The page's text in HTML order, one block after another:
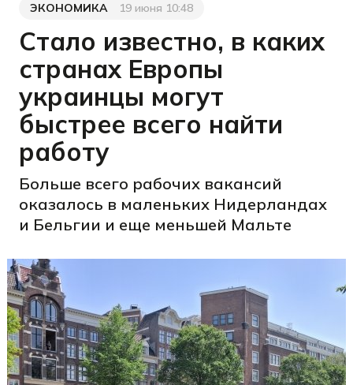
Категория
ЭКОНОМИКА
Дата публикации19 июня 10:48
Стало известно, в каких
странах Европы
украинцы могут
быстрее всего найти
работу
Больше всего рабочих вакансий
оказалось в маленьких Нидерландах
и Бельгии и еще меньшей Мальте